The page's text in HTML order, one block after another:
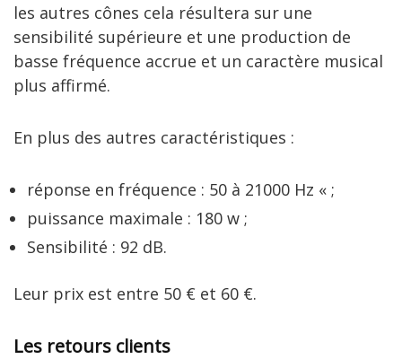
les autres cônes cela résultera sur une
sensibilité supérieure et une production de
basse fréquence accrue et un caractère musical
plus affirmé.
En plus des autres caractéristiques :
réponse en fréquence : 50 à 21000 Hz « ;
puissance maximale : 180 w ;
Sensibilité : 92 dB.
Leur prix est entre 50 € et 60 €.
Les retours clients